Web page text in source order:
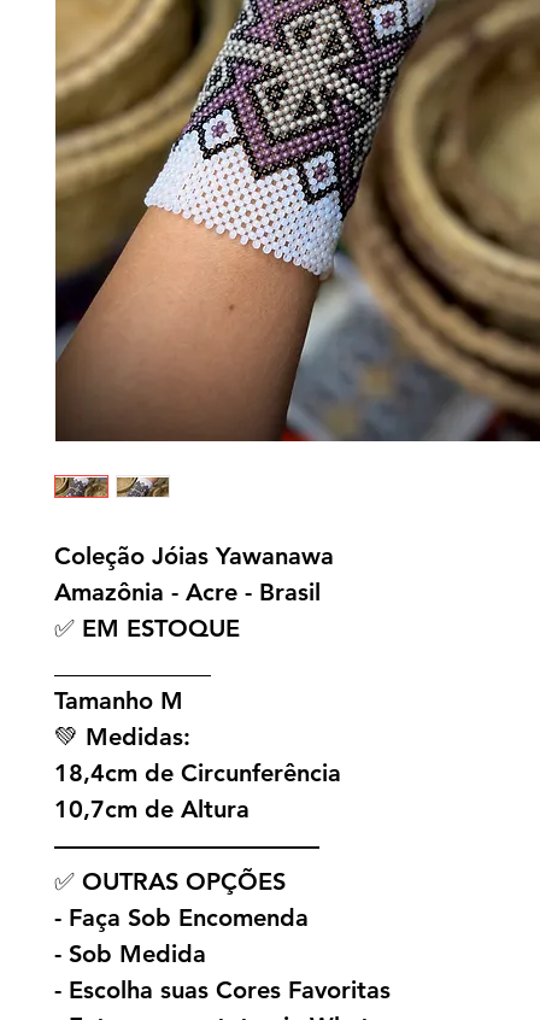
Coleção Jóias Yawanawa
Amazônia - Acre - Brasil
✅ EM ESTOQUE
Tamanho M
💚 Medidas:
18,4cm de Circunferência
10,7cm de Altura
———————————
✅ OUTRAS OPÇÕES
- Faça Sob Encomenda
- Sob Medida
- Escolha suas Cores Favoritas